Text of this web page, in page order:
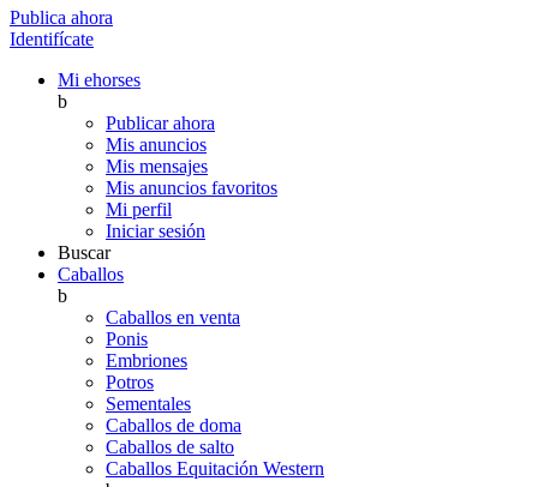
Publica ahora
Identifícate
Mi ehorses
b
Publicar ahora
Mis anuncios
Mis mensajes
Mis anuncios favoritos
Mi perfil
Iniciar sesión
Buscar
Caballos
b
Caballos en venta
Ponis
Embriones
Potros
Sementales
Caballos de doma
Caballos de salto
Caballos Equitación Western